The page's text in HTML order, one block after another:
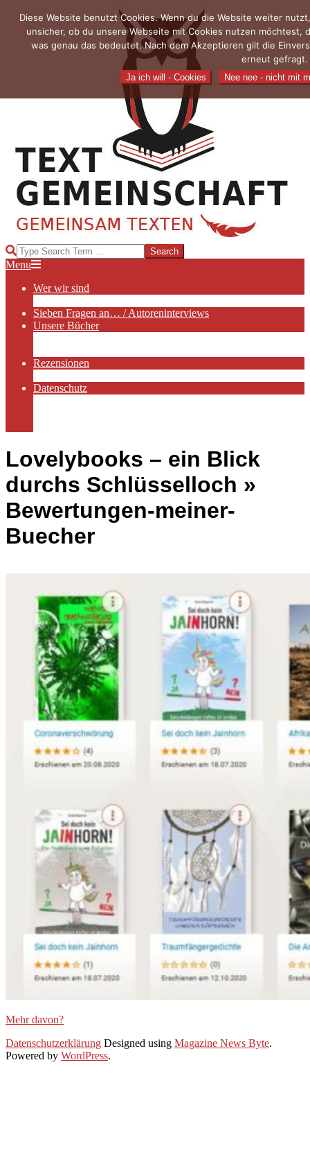
content
TEXTGEMEINSCHAFT
Search
Primary
Menu
Menu
Wer wir sind
Sieben Fragen an… / Autoreninterviews
Unsere Bücher
Rezensionen
Datenschutz
Lovelybooks – ein Blick
durchs Schlüsselloch »
Bewertungen-meiner-
Buecher
Mehr davon?
2020-
12-
Datenschutzerklärung Designed using Magazine News Byte.
Powered by WordPress.
Diese Website benutzt Cookies. Wenn du die Website weiter
unsicher, ob du unsere Webseite mit Cookies nutzen möchtest,
was genau das bedeutet. Nach dem Akzeptieren gilt die
erneut gefragt.
Ja ich will - Cookies Nee nee - nicht mit